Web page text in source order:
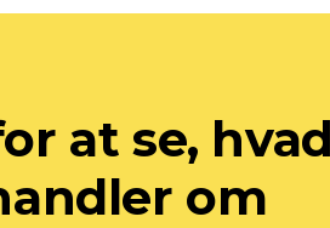
at se, hvad
om